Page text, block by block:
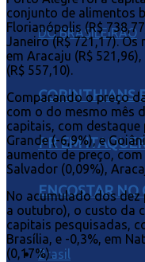
CORINTHIANS
PR EM
ENCOSTAR
Brasil
conjunto de alimentos
Florianópolis (R$
Janeiro (R$ 721,17).
em Aracaju (R$
(R$ 557,10).
Comparando o preço
com o do mesmo mês
capitais, com destaque
Grande (-6,9%), e
aumento de preço,
Salvador (0,09%),
No acumulado dos dez
a outubro), o custo da
capitais pesquisadas,
Brasília, e -0,3%, em
(0,17%).